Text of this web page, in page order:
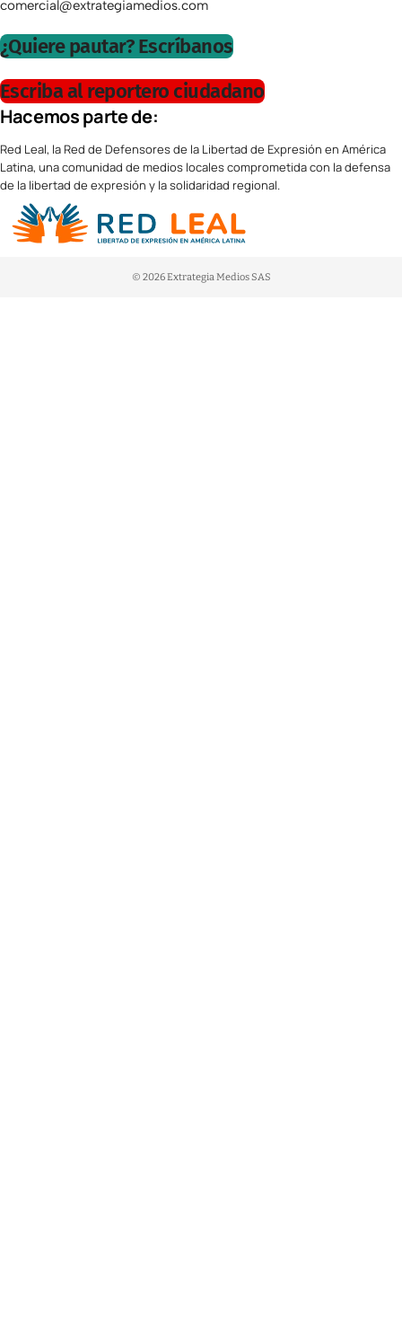
comercial@extrategiamedios.com
¿Quiere pautar? Escríbanos
Escriba al reportero ciudadano
Hacemos parte de:
Red Leal, la Red de Defensores de la Libertad de Expresión en América
Latina, una comunidad de medios locales comprometida con la defensa
de la libertad de expresión y la solidaridad regional.
© 2026 Extrategia Medios SAS